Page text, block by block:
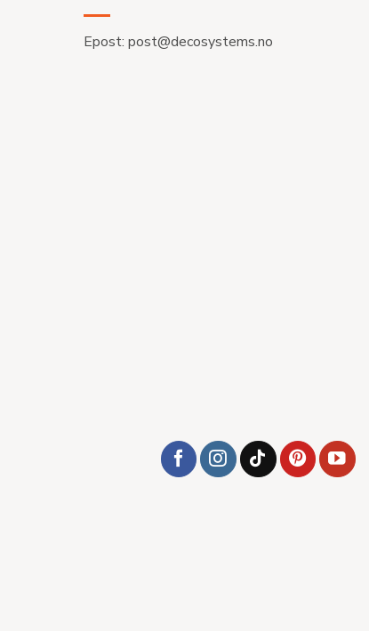
Epost: post@decosystems.no